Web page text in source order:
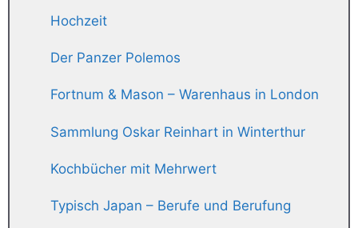
Hochzeit
Der Panzer Polemos
Fortnum & Mason – Warenhaus in London
Sammlung Oskar Reinhart in Winterthur
Kochbücher mit Mehrwert
Typisch Japan – Berufe und Berufung